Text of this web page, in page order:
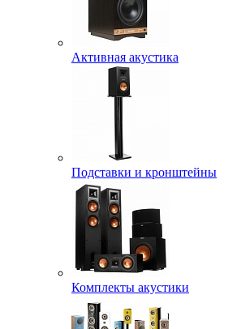
Активная акустика
Подставки и кронштейны
Комплекты акустики